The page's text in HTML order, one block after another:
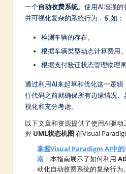
一个自动收费系统。使用AI增强的
并可视化复杂的系统行为，例如：
检测车辆的存在。
根据车辆类型动态计算费用。
根据支付验证状态管理物理闸
通过利用AI来起草和优化这一逻
行代码之前就确保所有边缘情况
视化和充分考虑。
以下文章和资源提供了使用AI驱
握 UML状态机图在Visual
掌握Visual Paradigm AI中的
南 ：本指南展示了如何利用 AI
动化自动收费系统的复杂行为。